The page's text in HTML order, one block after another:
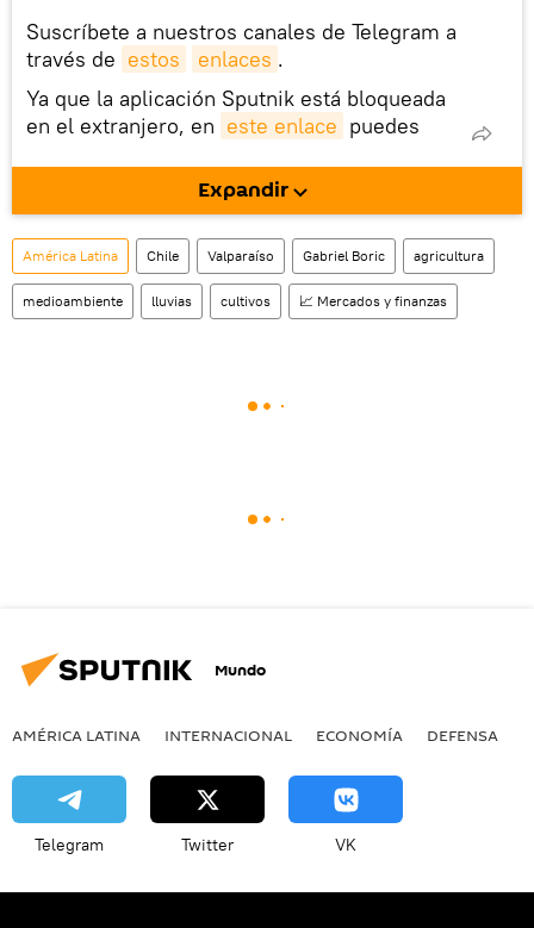
Suscríbete a nuestros canales de Telegram a
través de estos enlaces .
Ya que la aplicación Sputnik está bloqueada
en el extranjero, en este enlace puedes
móvil (¡solo para Android!).
También tenemos una cuenta en la red
social rusa VK .
Expandir
América Latina Chile Valparaíso Gabriel Boric agricultura
medioambiente lluvias cultivos 📈 Mercados y finanzas
Mundo
AMÉRICA LATINA INTERNACIONAL ECONOMÍA DEFENSA
Telegram Twitter VK